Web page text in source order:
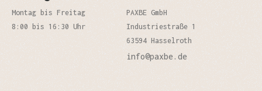
Montag bis Freitag
8:00 bis 16:30 Uhr
PAXBE GmbH
Industriestraße 1
63594 Hasselroth
info@paxbe.de